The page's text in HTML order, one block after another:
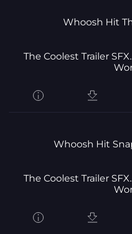
Whoosh Hit
The Coolest Trailer
Whoosh Hit
The Coolest Trailer